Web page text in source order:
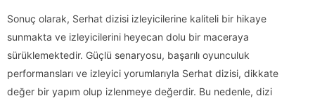
Sonuç olarak, Serhat dizisi izleyicilerine kaliteli bir hikaye
sunmakta ve izleyicilerini heyecan dolu bir maceraya
sürüklemektedir. Güçlü senaryosu, başarılı oyunculuk
performansları ve izleyici yorumlarıyla Serhat dizisi, dikkate
değer bir yapım olup izlenmeye değerdir. Bu nedenle, dizi